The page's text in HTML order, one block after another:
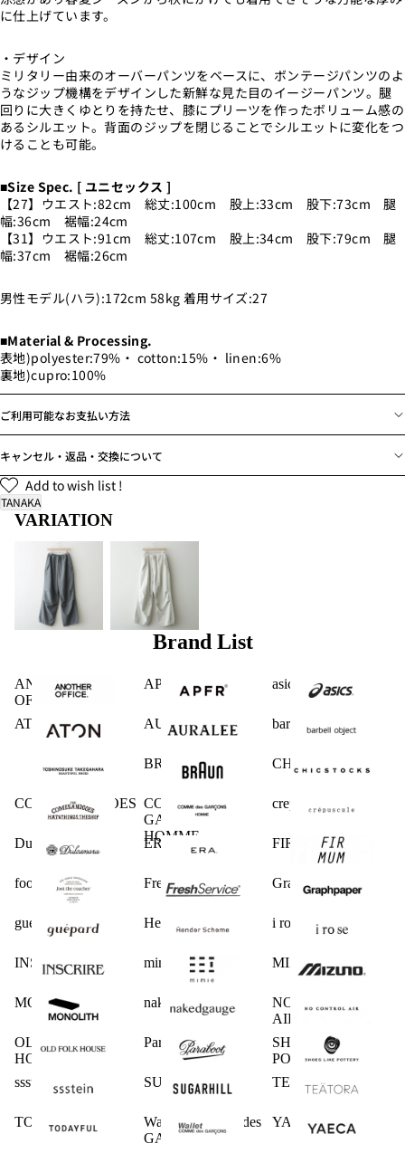
に仕上げています。
・デザイン
ミリタリー由来のオーバーパンツをベースに、ボンテージパンツのよ
うなジップ機構をデザインした新鮮な見た目のイージーパンツ。腿
回りに大きくゆとりを持たせ、膝にプリーツを作ったボリューム感の
あるシルエット。背面のジップを閉じることでシルエットに変化をつ
けることも可能。
■Size Spec. [ ユニセックス ]
【27】ウエスト:82cm 総丈:100cm 股上:33cm 股下:73cm 腿
幅:36cm 裾幅:24cm
【31】ウエスト:91cm 総丈:107cm 股上:34cm 股下:79cm 腿
幅:37cm 裾幅:26cm
男性モデル(ハラ):172cm 58kg 着用サイズ:27
■Material & Processing.
表地)polyester:79%・ cotton:15%・ linen:6%
裏地)cupro:100%
ご利用可能なお支払い方法
キャンセル・返品・交換について
Add to wish list !
TANAKA
VARIATION
Brand List
ANOTHER
OFFICE
APFR asics
ATON AURALEE barbell object
BRAUN CHICSTOCKS
COMESANDGOES COMME des
GARCONS
HOMME
crepuscule
Dulcamara ERA. FIRMUM
foot the coacher FreshService Graphpaper
guepard Hender Scheme i ro se
INSCRIRE mimie MIZUNO
MONOLITH nakedgauge
NO CONTROL
AIR
OLD FOLK
HOUSE
Paraboot
SHOES LIKE
POTTERY
ssstein
SUGARHILL TEATORA
TODAYFUL
Wallet COMME des
GARCONS
YAECA